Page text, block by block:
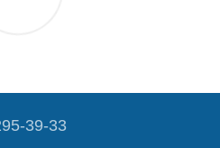
39-33